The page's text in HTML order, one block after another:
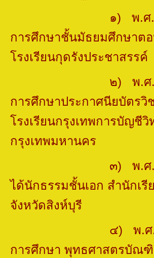
๑) พ.ศ.๒๕๒
การศึกษาชั้นมัธยมศึกษาต
โรงเรียนกุดรังประชาสรรค์
๒) พ.ศ.๒๕๓
การศึกษาประกาศนียบัตรวิ
โรงเรียนกรุงเทพการบัญชีวิ
กรุงเทพมหานคร
๓) พ.ศ.๒๕๓
ได้นักธรรมชั้นเอก สำนักเ
จังหวัดสิงห์บุรี
๔) พ.ศ.๒๕
การศึกษา พุทธศาสตรบัณ